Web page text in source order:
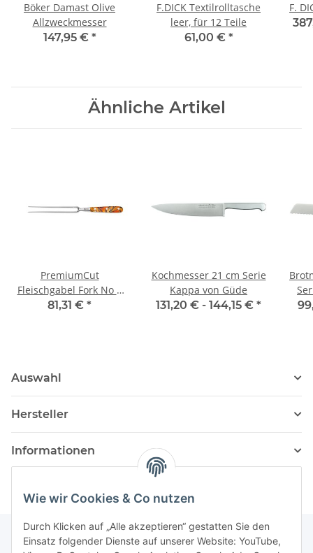
Wie wir Cookies & Co nutzen
Durch Klicken auf „Alle akzeptieren“ gestatten Sie den
Einsatz folgender Dienste auf unserer Website: YouTube,
Böker Damast Olive
Allzweckmesser
147,95 € *
F.DICK Textilrolltasche
leer, für 12 Teile
61,00 € *
F.
Ähnliche Artikel
PremiumCut
Fleischgabel Fork No 1
Spicy Orange von
81,31 € *
Kochmesser 21 cm Serie
Kappa von Güde
131,20 € - 144,15 € *
Auswahl
Hersteller
Informationen